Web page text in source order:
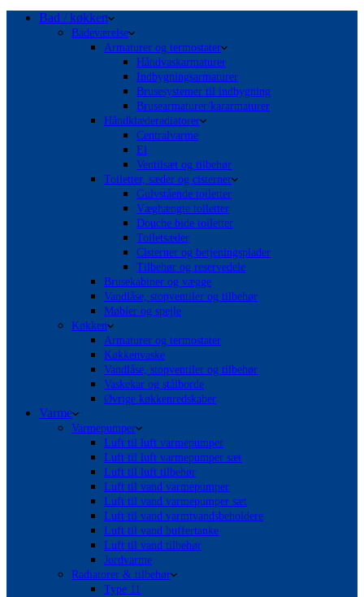
Bad / køkken
Badeværelse
Armaturer og termostater
Håndvaskarmaturer
Indbygningsarmaturer
Brusesystemer til indbygning
Brusearmaturer/kararmaturer
Håndklæderadiatorer
Centralvarme
El
Ventilsæt og tilbehør
Toiletter, sæder og cisterner
Gulvstående toiletter
Væghængte toiletter
Douche bide toiletter
Toiletsæder
Cisterner og betjeningsplader
Tilbehør og reservedele
Brusekabiner og vægge
Vandlåse, stopventiler og tilbehør
Møbler og spejle
Køkken
Armaturer og termostater
Køkkenvaske
Vandlåse, stopventiler og tilbehør
Vaskekar og stålborde
Øvrige køkkenredskaber
Varme
Varmepumper
Luft til luft varmepumper
Luft til luft varmepumper sæt
Luft til luft tilbehør
Luft til vand varmepumper
Luft til vand varmepumper sæt
Luft til vand varmtvandsbeholdere
Luft til vand buffertanke
Luft til vand tilbehør
Jordvarme
Radiatorer & tilbehør
Type 11